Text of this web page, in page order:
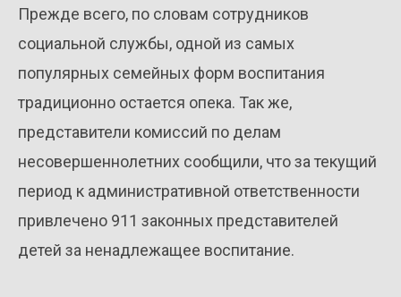
Прежде всего, по словам сотрудников
социальной службы, одной из самых
популярных семейных форм воспитания
традиционно остается опека. Так же,
представители комиссий по делам
несовершеннолетних сообщили, что за текущий
период к административной ответственности
привлечено 911 законных представителей
детей за ненадлежащее воспитание.